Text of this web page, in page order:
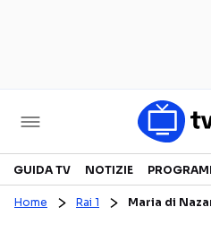
Televisione
GUIDA TV NOTIZIE
Home Rai 1 Maria di